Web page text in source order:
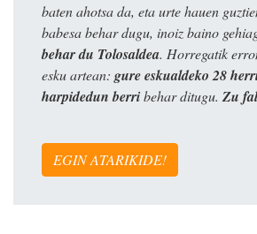
baten ahotsa da, eta urte hauen
babesa behar dugu, inoiz baino
behar du Tolosaldea. Horregatik
esku artean: gure eskualdeko 28
harpidedun berribehar ditugu. Zu
EGIN ATARIKIDE!